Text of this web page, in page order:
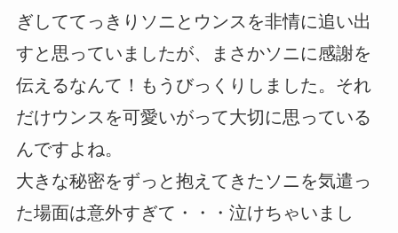
ぎしててっきりソニとウンスを非情に追い出
すと思っていましたが、まさかソニに感謝を
伝えるなんて！もうびっくりしました。それ
だけウンスを可愛いがって大切に思っている
んですよね。
大きな秘密をずっと抱えてきたソニを気遣っ
た場面は意外すぎて・・・泣けちゃいまし